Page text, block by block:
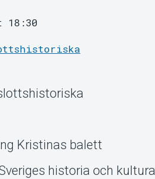
18:30
Kristinas balett
historia och